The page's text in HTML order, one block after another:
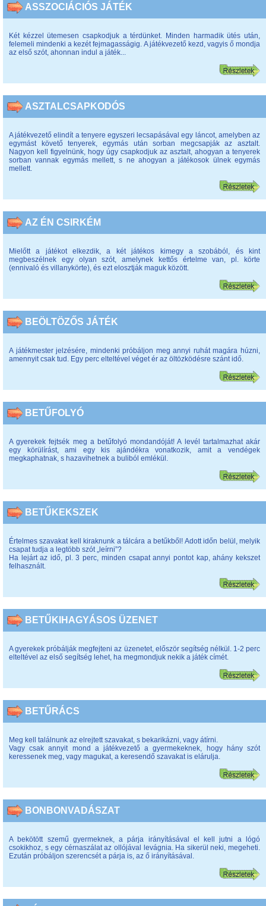
ASSZOCIÁCIÓS JÁTÉK
Két kézzel ütemesen csapkodjuk a térdünket. Minden harmadik ütés után,
felemeli mindenki a kezét fejmagasságig. A játékvezető kezd, vagyis ő mondja
az első szót, ahonnan indul a játék...
ASZTALCSAPKODÓS
A játékvezető elindít a tenyere egyszeri lecsapásával egy láncot, amelyben az
egymást követő tenyerek, egymás után sorban megcsapják az asztalt.
Nagyon kell figyelnünk, hogy úgy csapkodjuk az asztalt, ahogyan a tenyerek
sorban vannak egymás mellett, s ne ahogyan a játékosok ülnek egymás
mellett.
AZ ÉN CSIRKÉM
Mielőtt a játékot elkezdik, a két játékos kimegy a szobából, és kint
megbeszélnek egy olyan szót, amelynek kettős értelme van, pl. körte
(ennivaló és villanykörte), és ezt elosztják maguk között.
BEÖLTÖZŐS JÁTÉK
A játékmester jelzésére, mindenki próbáljon meg annyi ruhát magára húzni,
amennyit csak tud. Egy perc elteltével véget ér az öltözködésre szánt idő.
BETŰFOLYÓ
A gyerekek fejtsék meg a betűfolyó mondandóját! A levél tartalmazhat akár
egy körülírást, ami egy kis ajándékra vonatkozik, amit a vendégek
megkaphatnak, s hazavihetnek a buliból emlékül.
BETŰKEKSZEK
Értelmes szavakat kell kiraknunk a tálcára a betűkből! Adott időn belül, melyik
csapat tudja a legtöbb szót „leírni”?
Ha lejárt az idő, pl. 3 perc, minden csapat annyi pontot kap, ahány kekszet
felhasznált.
BETŰKIHAGYÁSOS ÜZENET
A gyerekek próbálják megfejteni az üzenetet, először segítség nélkül. 1-2 perc
elteltével az első segítség lehet, ha megmondjuk nekik a játék címét.
BETŰRÁCS
Meg kell találnunk az elrejtett szavakat, s bekarikázni, vagy átírni.
Vagy csak annyit mond a játékvezető a gyermekeknek, hogy hány szót
keressenek meg, vagy magukat, a keresendő szavakat is elárulja.
BONBONVADÁSZAT
A bekötött szemű gyermeknek, a párja irányításával el kell jutni a lógó
csokikhoz, s egy cérnaszálat az ollójával levágnia. Ha sikerül neki, megeheti.
Ezután próbáljon szerencsét a párja is, az ő irányításával.